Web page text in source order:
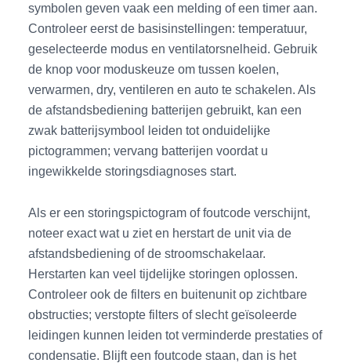
symbolen geven vaak een melding of een timer aan.
Controleer eerst de basisinstellingen: temperatuur,
geselecteerde modus en ventilatorsnelheid. Gebruik
de knop voor moduskeuze om tussen koelen,
verwarmen, dry, ventileren en auto te schakelen. Als
de afstandsbediening batterijen gebruikt, kan een
zwak batterijsymbool leiden tot onduidelijke
pictogrammen; vervang batterijen voordat u
ingewikkelde storingsdiagnoses start.
Als er een storingspictogram of foutcode verschijnt,
noteer exact wat u ziet en herstart de unit via de
afstandsbediening of de stroomschakelaar.
Herstarten kan veel tijdelijke storingen oplossen.
Controleer ook de filters en buitenunit op zichtbare
obstructies; verstopte filters of slecht geïsoleerde
leidingen kunnen leiden tot verminderde prestaties of
condensatie. Blijft een foutcode staan, dan is het